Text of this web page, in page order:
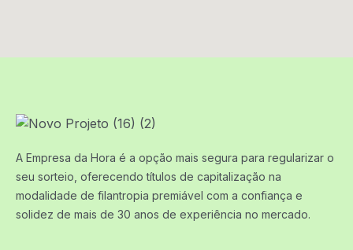
A Empresa da Hora é a opção mais segura para regularizar o
seu sorteio, oferecendo títulos de capitalização na
modalidade de filantropia premiável com a confiança e
solidez de mais de 30 anos de experiência no mercado.